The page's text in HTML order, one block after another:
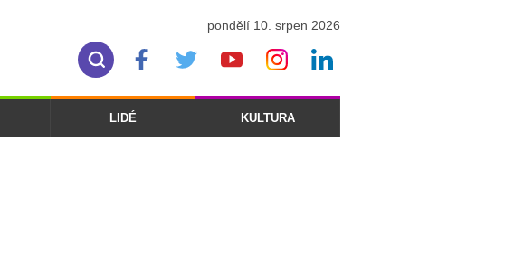
pondělí 10. srpen 2026
LIDÉ KULTURA